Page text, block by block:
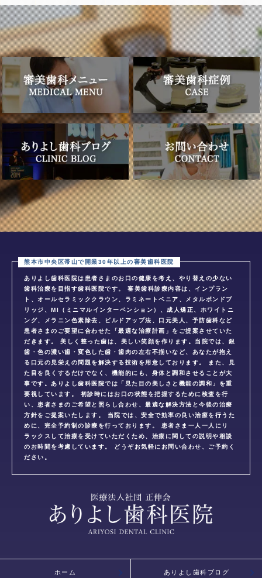
ありよし歯科医院は患者さまのお口の健康を考え、やり替えの少ない
歯科治療を目指す歯科医院です。 審美歯科診療内容は、インプラン
ト、オールセラミッククラウン、ラミネートベニア、メタルボンドブ
リッジ、MI（ミニマルインターベンション）、成人矯正、ホワイトニ
ング、メラニン色素除去、ビルドアップ法、口元美人、予防歯科など
患者さまのご要望に合わせた「最適な治療計画」をご提案させていた
だきます。 美しく整った歯は、美しい笑顔を作ります。当院では、銀
歯・色の濃い歯・変色した歯・歯肉の左右不揃いなど、あなたが抱え
る口元の見栄えの問題を解決する技術を用意しております。 また、見
た目を良くするだけでなく、機能的にも、身体と調和させることが大
事です。ありよし歯科医院では「見た目の美しさと機能の調和」を重
要視しています。 初診時にはお口の状態を把握するために検査を行
い、患者さまのご希望と照らし合わせ、最適な解決方法と今後の治療
方針をご提案いたします。 当院では、安全で効率の良い治療を行うた
めに、完全予約制の診療を行っております。 患者さま一人一人にリ
ラックスして治療を受けていただくため、治療に関しての説明や相談
のお時間を考慮しています。 どうぞお気軽にお問い合わせ、ご予約く
ださい。
ホーム ありよし歯科ブログ